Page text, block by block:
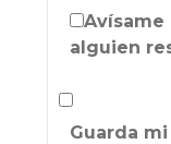
alguien
Guarda